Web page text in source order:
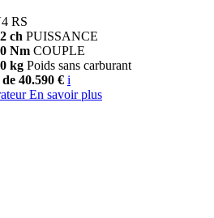
RS
ch PUISSANCE
Nm COUPLE
kg Poids sans carburant
40.590 € i
En savoir plus